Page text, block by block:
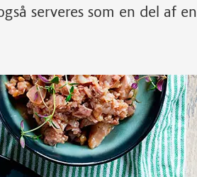
serveres som en del af en